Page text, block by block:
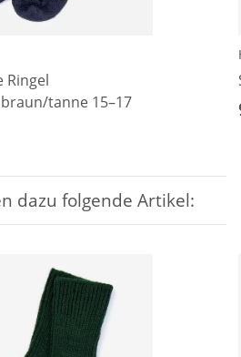
Ringel
tanne 15–17
dazu folgende Artikel: